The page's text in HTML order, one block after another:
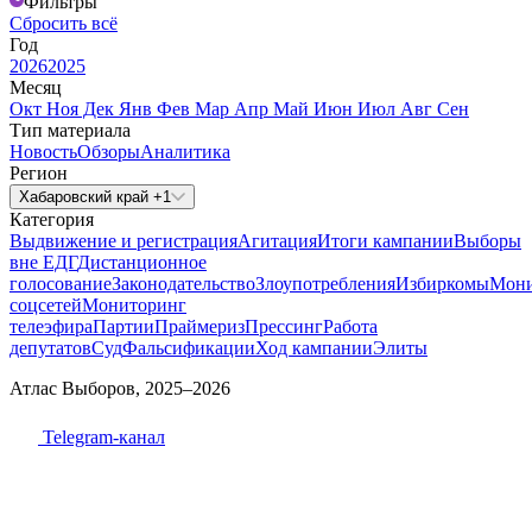
Сбросить всё
Год
20262025
Месяц
Окт Ноя Дек Янв Фев Мар Апр Май Июн Июл Авг Сен
Тип материала
НовостьОбзорыАналитика
Регион
Хабаровский край +1
Категория
Выдвижение и регистрацияАгитацияИтоги кампанииВыборы
вне ЕДГДистанционное
голосованиеЗаконодательствоЗлоупотребленияИзбиркомы
соцсетейМониторинг
телеэфираПартииПраймеризПрессингРабота
депутатовСудФальсификацииХод кампанииЭлиты
Атлас Выборов, 2025–2026
Telegram-канал